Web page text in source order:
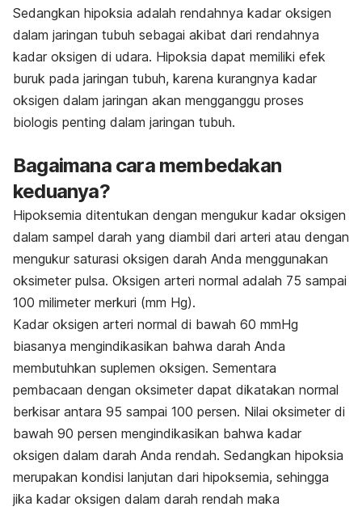
Sedangkan hipoksia adalah rendahnya kadar oksigen
dalam jaringan tubuh sebagai akibat dari rendahnya
kadar oksigen di udara. Hipoksia dapat memiliki efek
buruk pada jaringan tubuh, karena kurangnya kadar
oksigen dalam jaringan akan mengganggu proses
biologis penting dalam jaringan tubuh.
Bagaimana cara membedakan
keduanya?
Hipoksemia ditentukan dengan mengukur kadar oksigen
dalam sampel darah yang diambil dari arteri atau dengan
mengukur saturasi oksigen darah Anda menggunakan
oksimeter pulsa. Oksigen arteri normal adalah 75 sampai
100 milimeter merkuri (mm Hg).
Kadar oksigen arteri normal di bawah 60 mmHg
biasanya mengindikasikan bahwa darah Anda
membutuhkan suplemen oksigen. Sementara
pembacaan dengan oksimeter dapat dikatakan normal
berkisar antara 95 sampai 100 persen. Nilai oksimeter di
bawah 90 persen mengindikasikan bahwa kadar
oksigen dalam darah Anda rendah. Sedangkan hipoksia
merupakan kondisi lanjutan dari hipoksemia, sehingga
jika kadar oksigen dalam darah rendah maka